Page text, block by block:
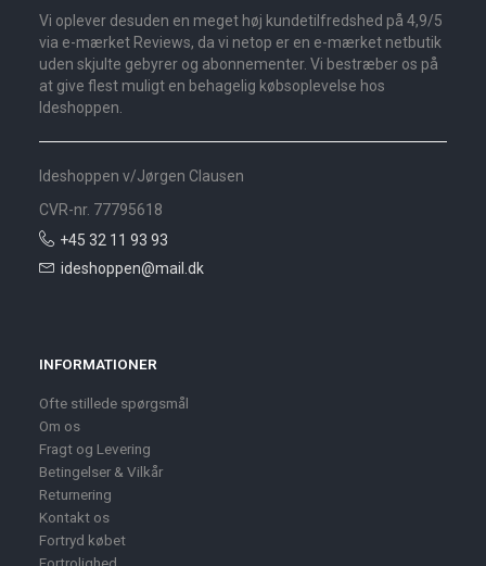
Vi oplever desuden en meget høj kundetilfredshed på 4,9/5
via e-mærket Reviews, da vi netop er en e-mærket netbutik
uden skjulte gebyrer og abonnementer. Vi bestræber os på
at give flest muligt en behagelig købsoplevelse hos
Ideshoppen.
Ideshoppen v/Jørgen Clausen
CVR-nr. 77795618
+45 32 11 93 93
ideshoppen@mail.dk
INFORMATIONER
Ofte stillede spørgsmål
Om os
Fragt og Levering
Betingelser & Vilkår
Returnering
Kontakt os
Fortryd købet